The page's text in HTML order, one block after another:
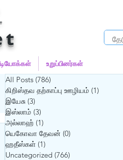
உறுப்பினர்கள்
All Posts (786)
கிறிஸ்தவ தற்காப்பு ஊழியம் (1)
இயேசு (3)
இஸ்லாம் (3)
அல்லாஹ் (1)
யெகோவா தேவன் (0)
ஹதீஸ்கள் (1)
Uncategorized (766)